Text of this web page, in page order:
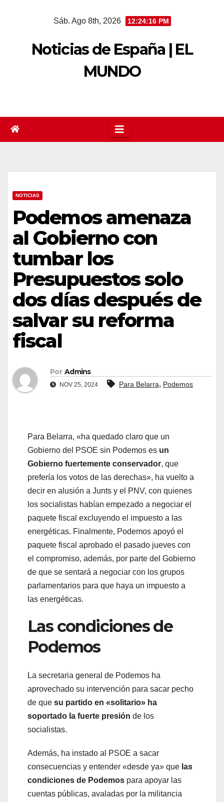
Sáb. Ago 8th, 2026 12:24:17 PM
Noticias de España | EL
MUNDO
NOTICIAS
Podemos amenaza
al Gobierno con
tumbar los
Presupuestos solo
dos días después de
salvar su reforma
fiscal
Por Admins
NOV 25, 2024 Para Belarra, Podemos
Para Belarra, «ha quedado claro que un
Gobierno del PSOE sin Podemos es un
Gobierno fuertemente conservador, que
prefería los votos de las derechas», ha vuelto a
decir en alusión a Junts y el PNV, con quienes
los socialistas habían empezado a negociar el
paquete fiscal excluyendo el impuesto a las
energéticas. Finalmente, Podemos apoyó el
paquete fiscal aprobado el pasado jueves con
el compromiso, además, por parte del Gobierno
de que se sentará a negociar con los grupos
parlamentarios para que haya un impuesto a
las energéticas.
Las condiciones de
Podemos
La secretaria general de Podemos ha
aprovechado su intervención para sacar pecho
de que su partido en «solitario» ha
soportado la fuerte presión de los
socialistas.
Además, ha instado al PSOE a sacar
consecuencias y entender «desde ya» que las
condiciones de Podemos para apoyar las
cuentas públicas, avaladas por la militancia